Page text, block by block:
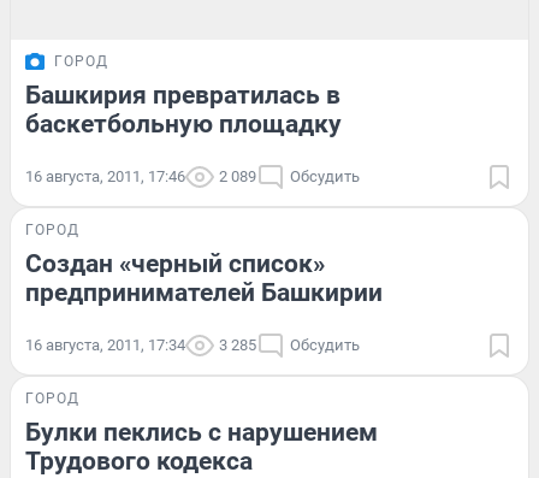
ГОРОД
Башкирия превратилась в
баскетбольную площадку
16 августа, 2011, 17:46 2 089 Обсудить
ГОРОД
Создан «черный список»
предпринимателей Башкирии
16 августа, 2011, 17:34 3 285 Обсудить
ГОРОД
Булки пеклись с нарушением
Трудового кодекса